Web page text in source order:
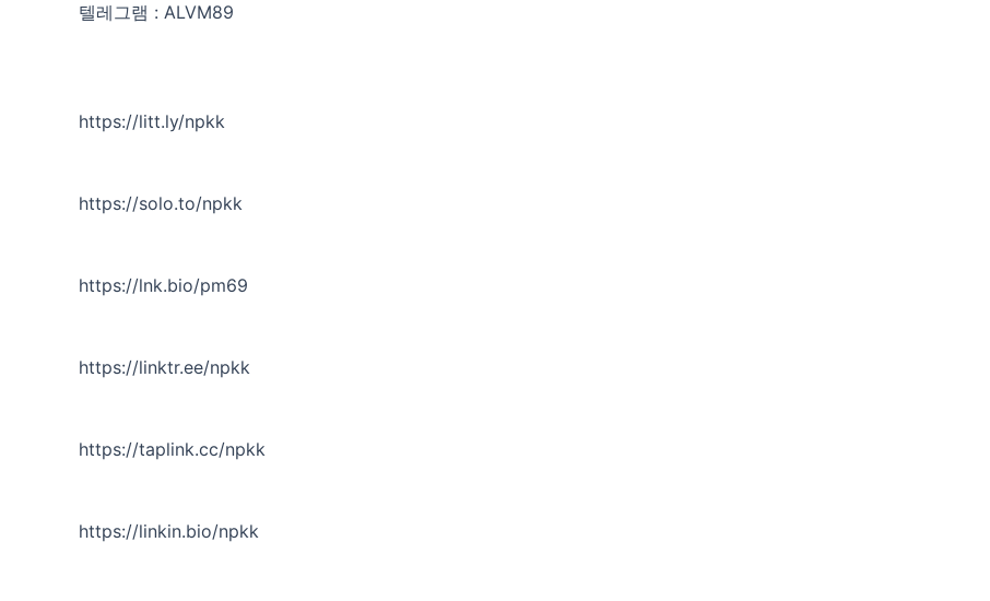
텔레그램 : ALVM89
https://litt.ly/npkk
https://solo.to/npkk
https://lnk.bio/pm69
https://linktr.ee/npkk
https://taplink.cc/npkk
https://linkin.bio/npkk